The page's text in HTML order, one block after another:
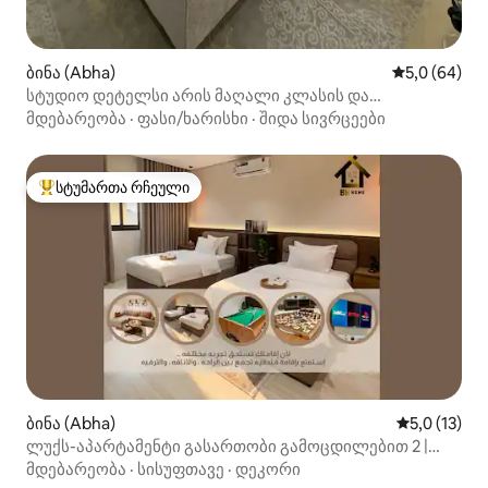
ბინა (Abha) საშუალო
5,0 (64)
სტუდიო დეტელსი არის მაღალი კლასის და
გთავაზობთ იდეალურ საცხოვრებელს
მდებარეობა · ფასი/ხარისხი · შიდა სივრცეები
სტუმართა რჩეული მოწინავე ვარიანტი
სტუმართა რჩეული
ბინა (Abha) საშუალო
5,0 (13)
ლუქს-აპარტამენტი გასართობი გამოცდილებით 2 |
ბილიარდი • კინო • თამაშები
მდებარეობა · სისუფთავე · დეკორი